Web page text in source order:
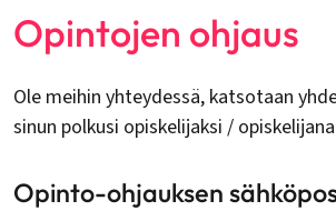
Opintojen ohjaus
Ole meihin yhteydessä, katsotaan
sinun polkusi opiskelijaksi /
Opinto-ohjauksen